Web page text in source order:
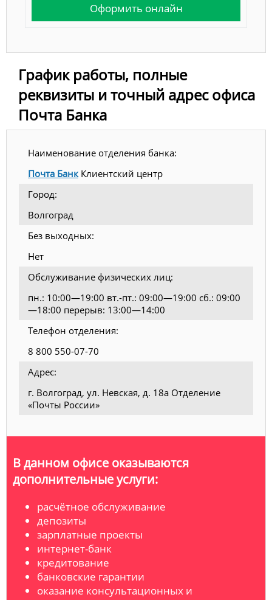
Оформить онлайн
График работы, полные
реквизиты и точный адрес офиса
Почта Банка
Наименование отделения банка:
Почта БанкКлиентский центр
Город:
Волгоград
Без выходных:
Нет
Обслуживание физических лиц:
пн.: 10:00—19:00 вт.-пт.: 09:00—19:00 сб.: 09:00
—18:00 перерыв: 13:00—14:00
Телефон отделения:
8 800 550-07-70
Адрес:
г. Волгоград, ул. Невская, д. 18а Отделение
«Почты России»
В данном офисе оказываются
дополнительные услуги:
расчётное обслуживание
депозиты
зарплатные проекты
интернет-банк
кредитование
банковские гарантии
оказание консультационных и